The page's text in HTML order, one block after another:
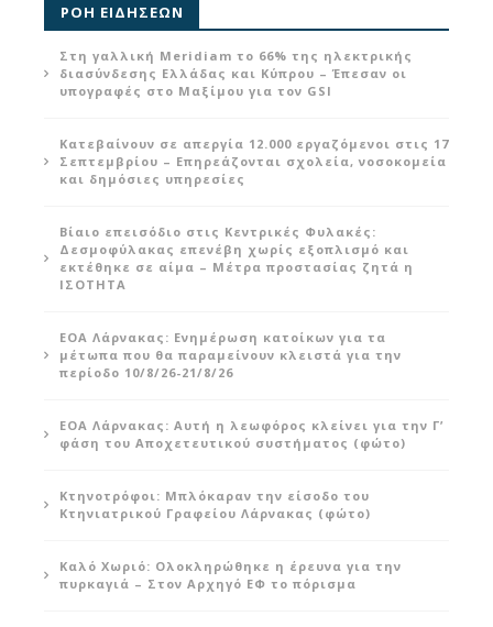
ΡΟΗ ΕΙΔΗΣΕΩΝ
Στη γαλλική Meridiam το 66% της ηλεκτρικής
διασύνδεσης Ελλάδας και Κύπρου – Έπεσαν οι
υπογραφές στο Μαξίμου για τον GSI
Κατεβαίνουν σε απεργία 12.000 εργαζόμενοι στις 17
Σεπτεμβρίου – Επηρεάζονται σχολεία, νοσοκομεία
και δημόσιες υπηρεσίες
Βίαιο επεισόδιο στις Κεντρικές Φυλακές:
Δεσμοφύλακας επενέβη χωρίς εξοπλισμό και
εκτέθηκε σε αίμα – Μέτρα προστασίας ζητά η
ΙΣΟΤΗΤΑ
ΕΟΑ Λάρνακας: Ενημέρωση κατοίκων για τα
μέτωπα που θα παραμείνουν κλειστά για την
περίοδο 10/8/26-21/8/26
ΕΟΑ Λάρνακας: Αυτή η λεωφόρος κλείνει για την Γ’
φάση του Αποχετευτικού συστήματος (φώτο)
Κτηνοτρόφοι: Μπλόκαραν την είσοδο του
Κτηνιατρικού Γραφείου Λάρνακας (φώτο)
Καλό Χωριό: Ολοκληρώθηκε η έρευνα για την
πυρκαγιά – Στον Αρχηγό ΕΦ το πόρισμα